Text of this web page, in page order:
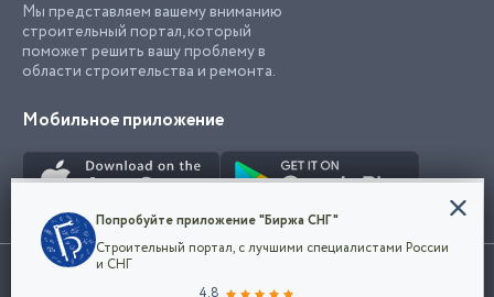
Мы представляем вашему вниманию
строительный портал, который
поможет решить вашу проблему в
области строительства и ремонта.
Мобильное приложение
Использование сайта, в том числе подача объявлений, означает
Конфиденциальность
Мы используем файлы cookie, чтобы сделать
наш сайт удобным для каждого
Попробуйте приложение "Биржа СНГ"
Строительный портал, с лучшими специалистами России
и СНГ
4.8